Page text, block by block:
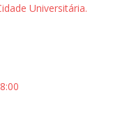
Universitária.